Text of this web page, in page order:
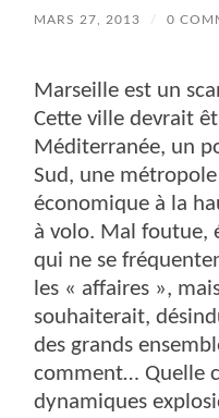
MARS 27, 2013 / 0
Marseille est un
Cette ville devrait
Méditerranée, un
Sud, une
économique à la
à volo. Mal foutue,
qui ne se
les « affaires »,
souhaiterait,
des grands
comment… Quelle
dynamiques